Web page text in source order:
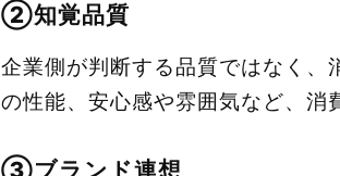
②知覚品質
企業側が判断する品質ではなく、
の性能、安心感や雰囲気など、消
③ブランド連想